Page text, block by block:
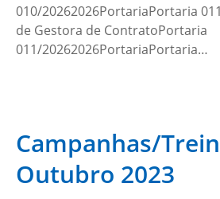
010/20262026PortariaPortaria
de Gestora de ContratoPortaria
011/20262026PortariaPortaria…
Campanhas/
Outubro 2023